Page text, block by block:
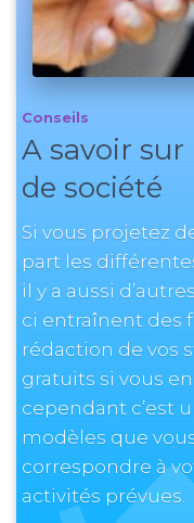
Conseils
A savoir
de société
Si vous projetez
part les
il y a aussi
ci entraînent des
rédaction de vos
gratuits si vous
cependant c’est
modèles que
correspondre à
activités prévues.